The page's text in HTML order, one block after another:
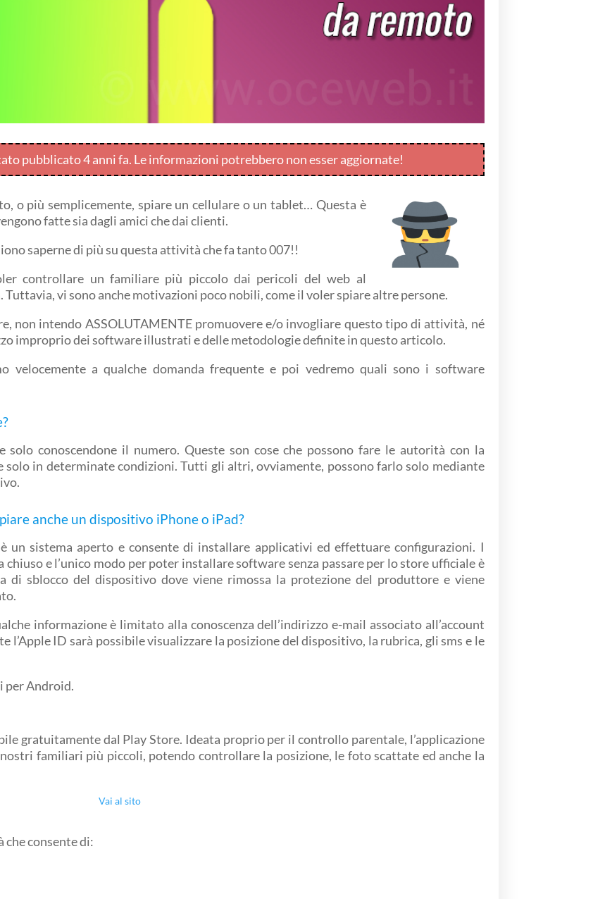
pubblicato 4 anni fa. Le informazioni potrebbero non esser aggiornate!
o più semplicemente, spiare un cellulare o un tablet… Questa è
fatte sia dagli amici che dai clienti.
saperne di più su questa attività che fa tanto 007!!
controllare un familiare più piccolo dai pericoli del web al
vi sono anche motivazioni poco nobili, come il voler spiare altre persone.
non intendo ASSOLUTAMENTE promuovere e/o invogliare questo tipo di attività, né
improprio dei software illustrati e delle metodologie definite in questo articolo.
velocemente a qualche domanda frequente e poi vedremo quali sono i software
conoscendone il numero. Queste son cose che possono fare le autorità con la
solo in determinate condizioni. Tutti gli altri, ovviamente, possono farlo solo mediante
anche un dispositivo iPhone o iPad?
un sistema aperto e consente di installare applicativi ed effettuare configurazioni. I
e l’unico modo per poter installare software senza passare per lo store ufficiale è
di sblocco del dispositivo dove viene rimossa la protezione del produttore e viene
informazione è limitato alla conoscenza dell’indirizzo e-mail associato all’account
l’Apple ID sarà possibile visualizzare la posizione del dispositivo, la rubrica, gli sms e le
per Android.
gratuitamente dal Play Store. Ideata proprio per il controllo parentale, l’applicazione
familiari più piccoli, potendo controllare la posizione, le foto scattate ed anche la
Vai al sito
che consente di: